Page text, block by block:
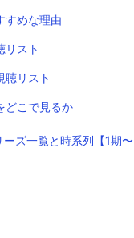
すめな理由
リスト
聴リスト
どこで見るか
ズ一覧と時系列【1期〜